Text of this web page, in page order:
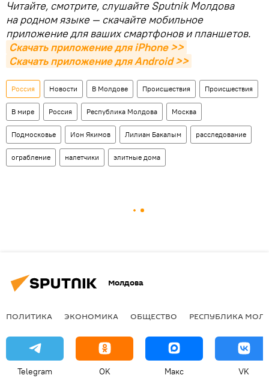
Читайте, смотрите, слушайте Sputnik Молдова
на родном языке — скачайте мобильное
приложение для ваших смартфонов и планшетов.
Скачать приложение для iPhone >>
Скачать приложение для Android >>
Россия Новости В Молдове Происшествия Происшествия
В мире Россия Республика Молдова Москва
Подмосковье Ион Якимов Лилиан Бакалым расследование
ограбление налетчики элитные дома
Молдова
ПОЛИТИКА ЭКОНОМИКА ОБЩЕСТВО РЕСПУБЛИКА
Telegram OK Макс VK